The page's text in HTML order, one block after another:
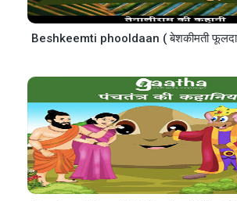
Beshkeemti phooldaan ( बेशकीमती